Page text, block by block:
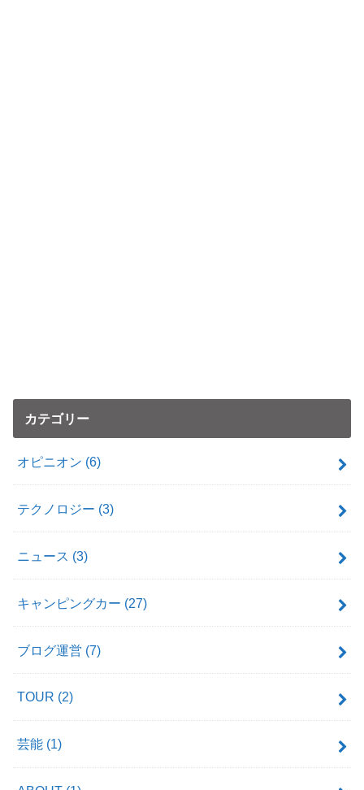
カテゴリー
オピニオン (6)
テクノロジー (3)
ニュース (3)
キャンピングカー (27)
ブログ運営 (7)
TOUR (2)
芸能 (1)